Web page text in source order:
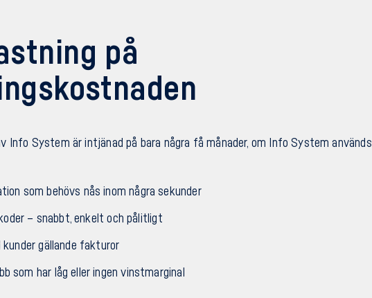
på
Info System är intjänad på bara några få månader, om Info System används
som behövs nås inom några sekunder
– snabbt, enkelt och pålitligt
gällande fakturor
som har låg eller ingen vinstmarginal